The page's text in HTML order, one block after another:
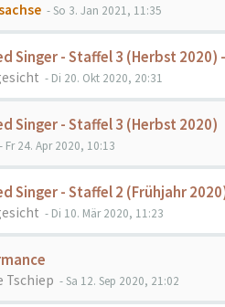
- So 3. Jan 2021, 11:35
Singer - Staffel 3 (Herbst 2020)
- Di 20. Okt 2020, 20:31
Singer - Staffel 3 (Herbst 2020)
- Fr 24. Apr 2020, 10:13
Singer - Staffel 2 (Frühjahr
- Di 10. Mär 2020, 11:23
Tschiep - Sa 12. Sep 2020, 21:02